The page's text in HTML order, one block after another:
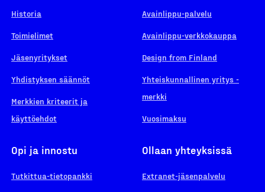
Historia
Toimielimet
Jäsenyritykset
Yhdistyksen säännöt
Merkkien kriteerit ja
käyttöehdot
Avainlippu-palvelu
Avainlippu-verkkokauppa
Design from Finland
Yhteiskunnallinen yritys -
merkki
Vuosimaksu
Opi ja innostu
Tutkittua-tietopankki
Ollaan yhteyksissä
Extranet-jäsenpalvelu